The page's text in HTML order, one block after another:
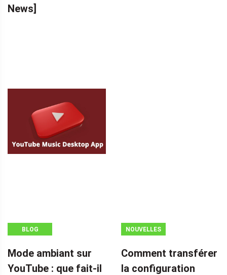
News]
BLOG
Mode ambiant sur
YouTube : que fait-il
NOUVELLES
Comment transférer
la configuration